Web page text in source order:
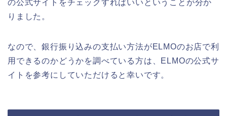
の公式サイトをチェックすればいいということが分か
りました。
なので、銀行振り込みの支払い方法がELMOのお店で利
用できるのかどうかを調べている方は、ELMOの公式サ
イトを参考にしていただけると幸いです。